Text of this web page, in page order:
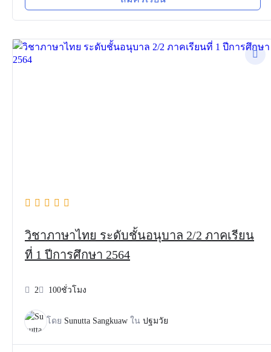
วิชาภาษาไทย ระดับชั้นอนุบาล 2/2 ภาคเรียน
ที่ 1 ปีการศึกษา 2564
2 100ชั่วโมง
โดย Sunutta Sangkuaw ใน ปฐมวัย